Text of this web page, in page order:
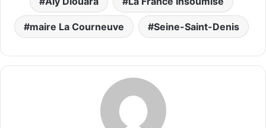
maire La Courneuve Seine-Saint-Denis